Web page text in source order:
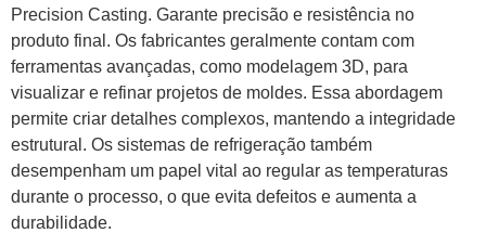
Precision Casting. Garante precisão e resistência no
produto final. Os fabricantes geralmente contam com
ferramentas avançadas, como modelagem 3D, para
visualizar e refinar projetos de moldes. Essa abordagem
permite criar detalhes complexos, mantendo a integridade
estrutural. Os sistemas de refrigeração também
desempenham um papel vital ao regular as temperaturas
durante o processo, o que evita defeitos e aumenta a
durabilidade.